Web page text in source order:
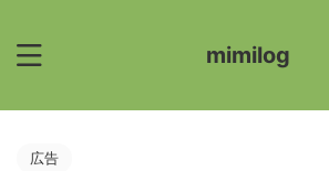
mimilog
広告